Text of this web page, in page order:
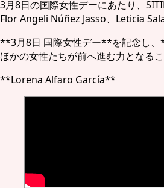
3月8日の国際女性デーにあたり、
Flor Angeli Núñez Jasso、Leticia
**3月8日 国際女性デー**を記念し、
ほかの女性たちが前へ進む力となる
**Lorena Alfaro García**